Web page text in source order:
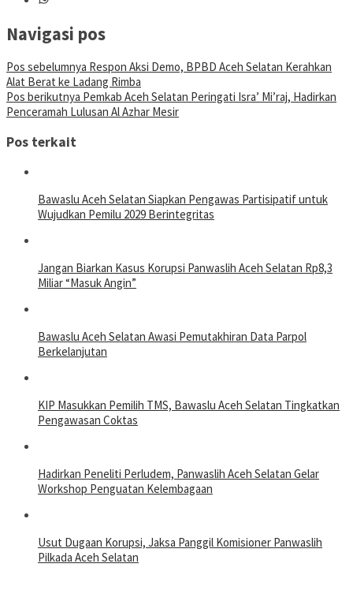
Navigasi pos
Pos sebelumnya Respon Aksi Demo, BPBD Aceh Selatan Kerahkan
Alat Berat ke Ladang Rimba
Pos berikutnya Pemkab Aceh Selatan Peringati Isra’ Mi’raj, Hadirkan
Penceramah Lulusan Al Azhar Mesir
Pos terkait
Bawaslu Aceh Selatan Siapkan Pengawas Partisipatif untuk
Wujudkan Pemilu 2029 Berintegritas
Jangan Biarkan Kasus Korupsi Panwaslih Aceh Selatan Rp8,3
Miliar “Masuk Angin”
Bawaslu Aceh Selatan Awasi Pemutakhiran Data Parpol
Berkelanjutan
KIP Masukkan Pemilih TMS, Bawaslu Aceh Selatan Tingkatkan
Pengawasan Coktas
Hadirkan Peneliti Perludem, Panwaslih Aceh Selatan Gelar
Workshop Penguatan Kelembagaan
Usut Dugaan Korupsi, Jaksa Panggil Komisioner Panwaslih
Pilkada Aceh Selatan